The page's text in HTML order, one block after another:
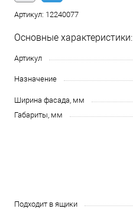
Артикул: 12240077
Основные характеристики:
Артикул
Назначение
Ширина фасада, мм
Габариты, мм
Подходит в ящики